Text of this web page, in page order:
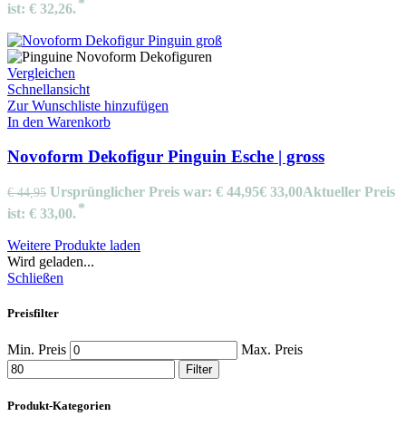
ist: € 32,26.
Vergleichen
Schnellansicht
Zur Wunschliste hinzufügen
In den Warenkorb
Novoform Dekofigur Pinguin Esche | gross
€44,95 Ursprünglicher Preis war: € 44,95€ 33,00Aktueller Preis
ist: € 33,00.
Weitere Produkte laden
Wird geladen...
Schließen
Preisfilter
Min. Preis Max. Preis
Filter
Produkt-Kategorien